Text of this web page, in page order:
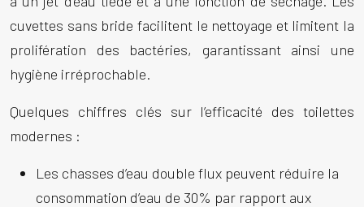
cuvettes sans bride facilitent le nettoyage et limitent la
prolifération des bactéries, garantissant ainsi une
hygiène irréprochable.
Quelques chiffres clés sur l’efficacité des toilettes
modernes :
Les chasses d’eau double flux peuvent réduire la
consommation d’eau de 30% par rapport aux